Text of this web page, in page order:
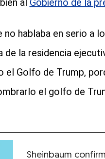
al Gobierno de la
hablaba en serio a
de la residencia
el Golfo de Trump,
el golfo de
Sheinbaum